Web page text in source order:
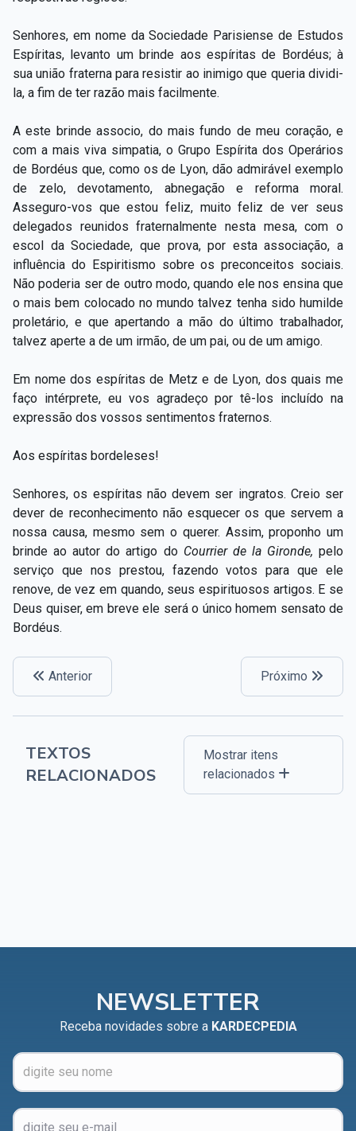
Senhores, em nome da Sociedade Parisiense de Estudos
Espíritas, levanto um brinde aos espíritas de Bordéus; à
sua união fraterna para resistir ao inimigo que queria dividi-
la, a fim de ter razão mais facilmente.
A este brinde associo, do mais fundo de meu coração, e
com a mais viva simpatia, o Grupo Espírita dos Operários
de Bordéus que, como os de Lyon, dão admirável exemplo
de zelo, devotamento, abnegação e reforma moral.
Asseguro-vos que estou feliz, muito feliz de ver seus
delegados reunidos fraternalmente nesta mesa, com o
escol da Sociedade, que prova, por esta associação, a
influência do Espiritismo sobre os preconceitos sociais.
Não poderia ser de outro modo, quando ele nos ensina que
o mais bem colocado no mundo talvez tenha sido humilde
proletário, e que apertando a mão do último trabalhador,
talvez aperte a de um irmão, de um pai, ou de um amigo.
Em nome dos espíritas de Metz e de Lyon, dos quais me
faço intérprete, eu vos agradeço por tê-los incluído na
expressão dos vossos sentimentos fraternos.
Aos espíritas bordeleses!
Senhores, os espíritas não devem ser ingratos. Creio ser
dever de reconhecimento não esquecer os que servem a
nossa causa, mesmo sem o querer. Assim, proponho um
brinde ao autor do artigo do Courrier de la Gironde,pelo
serviço que nos prestou, fazendo votos para que ele
renove, de vez em quando, seus espirituosos artigos. E se
Deus quiser, em breve ele será o único homem sensato de
Bordéus.
Anterior Próximo
TEXTOS
RELACIONADOS
Mostrar itens
relacionados
NEWSLETTER
Receba novidades sobre a KARDECPEDIA